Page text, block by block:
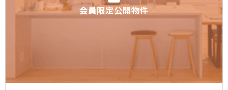
会員限定公開物件